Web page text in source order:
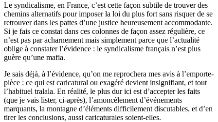
Le syndicalisme, en France, c’est cette façon subtile de trouver des
chemins alternatifs pour imposer la loi du plus fort sans risquer de se
retrouver dans les pattes d’une justice heureusement accommodante.
Si je fais ce constat dans ces colonnes de façon assez régulière, ce
n’est pas par acharnement mais simplement parce que l’actualité
oblige à constater l’évidence : le syndicalisme français n’est plus
guère qu’une mafia.
Je sais déjà, à l’évidence, qu’on me reprochera mes avis à l’emporte-
pièce : ce qui est caricatural ou exagéré devient insignifiant, et tout
l’habituel tralala. En réalité, le plus dur ici est d’accepter les faits
(que je vais lister, ci-après), l’amoncèlement d’événements
marquants, la montagne d’éléments difficilement discutables, et d’en
tirer les conclusions, aussi caricaturales soient-elles.